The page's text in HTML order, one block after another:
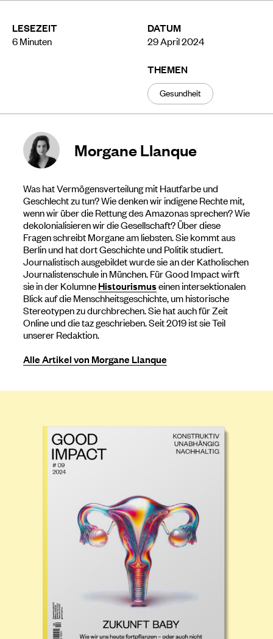
LESEZEIT
6Minuten
DATUM
29 April 2024
THEMEN
Gesundheit
Morgane Llanque
Was hat Vermögensverteilung mit Hautfarbe und
Geschlecht zu tun? Wie denken wir indigene Rechte mit,
wenn wir über die Rettung des Amazonas sprechen? Wie
dekolonialisieren wir die Gesellschaft? Über diese
Fragen schreibt Morgane am liebsten. Sie kommt aus
Berlin und hat dort Geschichte und Politik studiert.
Journalistisch ausgebildet wurde sie an der Katholischen
Journalistenschule in München. Für Good Impact wirft
sie in der KolumneHistourismuseinen intersektionalen
Blick auf die Menschheitsgeschichte, um historische
Stereotypen zu durchbrechen. Sie hat auch für Zeit
Online und die taz geschrieben. Seit 2019 ist sie Teil
unserer Redaktion.
Alle Artikel von Morgane Llanque